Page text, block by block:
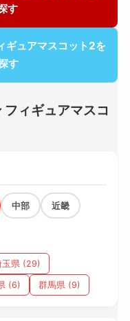
す
ギュアマスコット2を
す
フィギュアマスコ
中部 近畿
埼玉県 (29)
栃木県 (6) 群馬県 (9)